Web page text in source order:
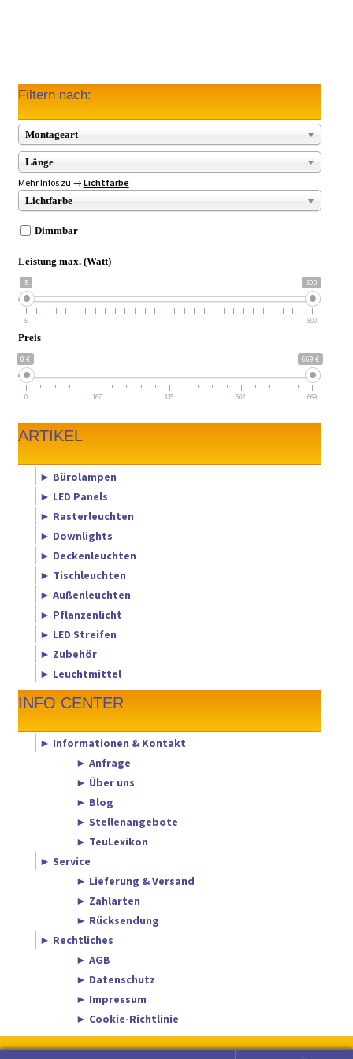
Filtern nach:
Montageart
Länge
Mehr Infos zu → Lichtfarbe
Lichtfarbe
Dimmbar
Leistung max. (Watt)
5 500
5 500
Preis
0 € 669 €
0 167 335 502 669
ARTIKEL
► Bürolampen
► LED Panels
► Rasterleuchten
► Downlights
► Deckenleuchten
► Tischleuchten
► Außenleuchten
► Pflanzenlicht
► LED Streifen
► Zubehör
► Leuchtmittel
INFO CENTER
► Informationen & Kontakt
► Anfrage
► Über uns
► Blog
► Stellenangebote
► TeuLexikon
► Service
► Lieferung & Versand
► Zahlarten
► Rücksendung
► Rechtliches
► AGB
► Datenschutz
► Impressum
► Cookie-Richtlinie